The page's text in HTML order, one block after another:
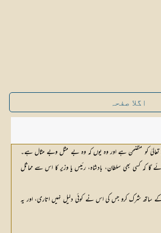
اگلا صفحہ
کو متضمن ہے اور وہ یوں کہ وہ بے مثل وبے مثال ہے۔
کہ کسی بھی سلطان، بادشاہ، رئیس یا وزیر کا اس سے مماثل